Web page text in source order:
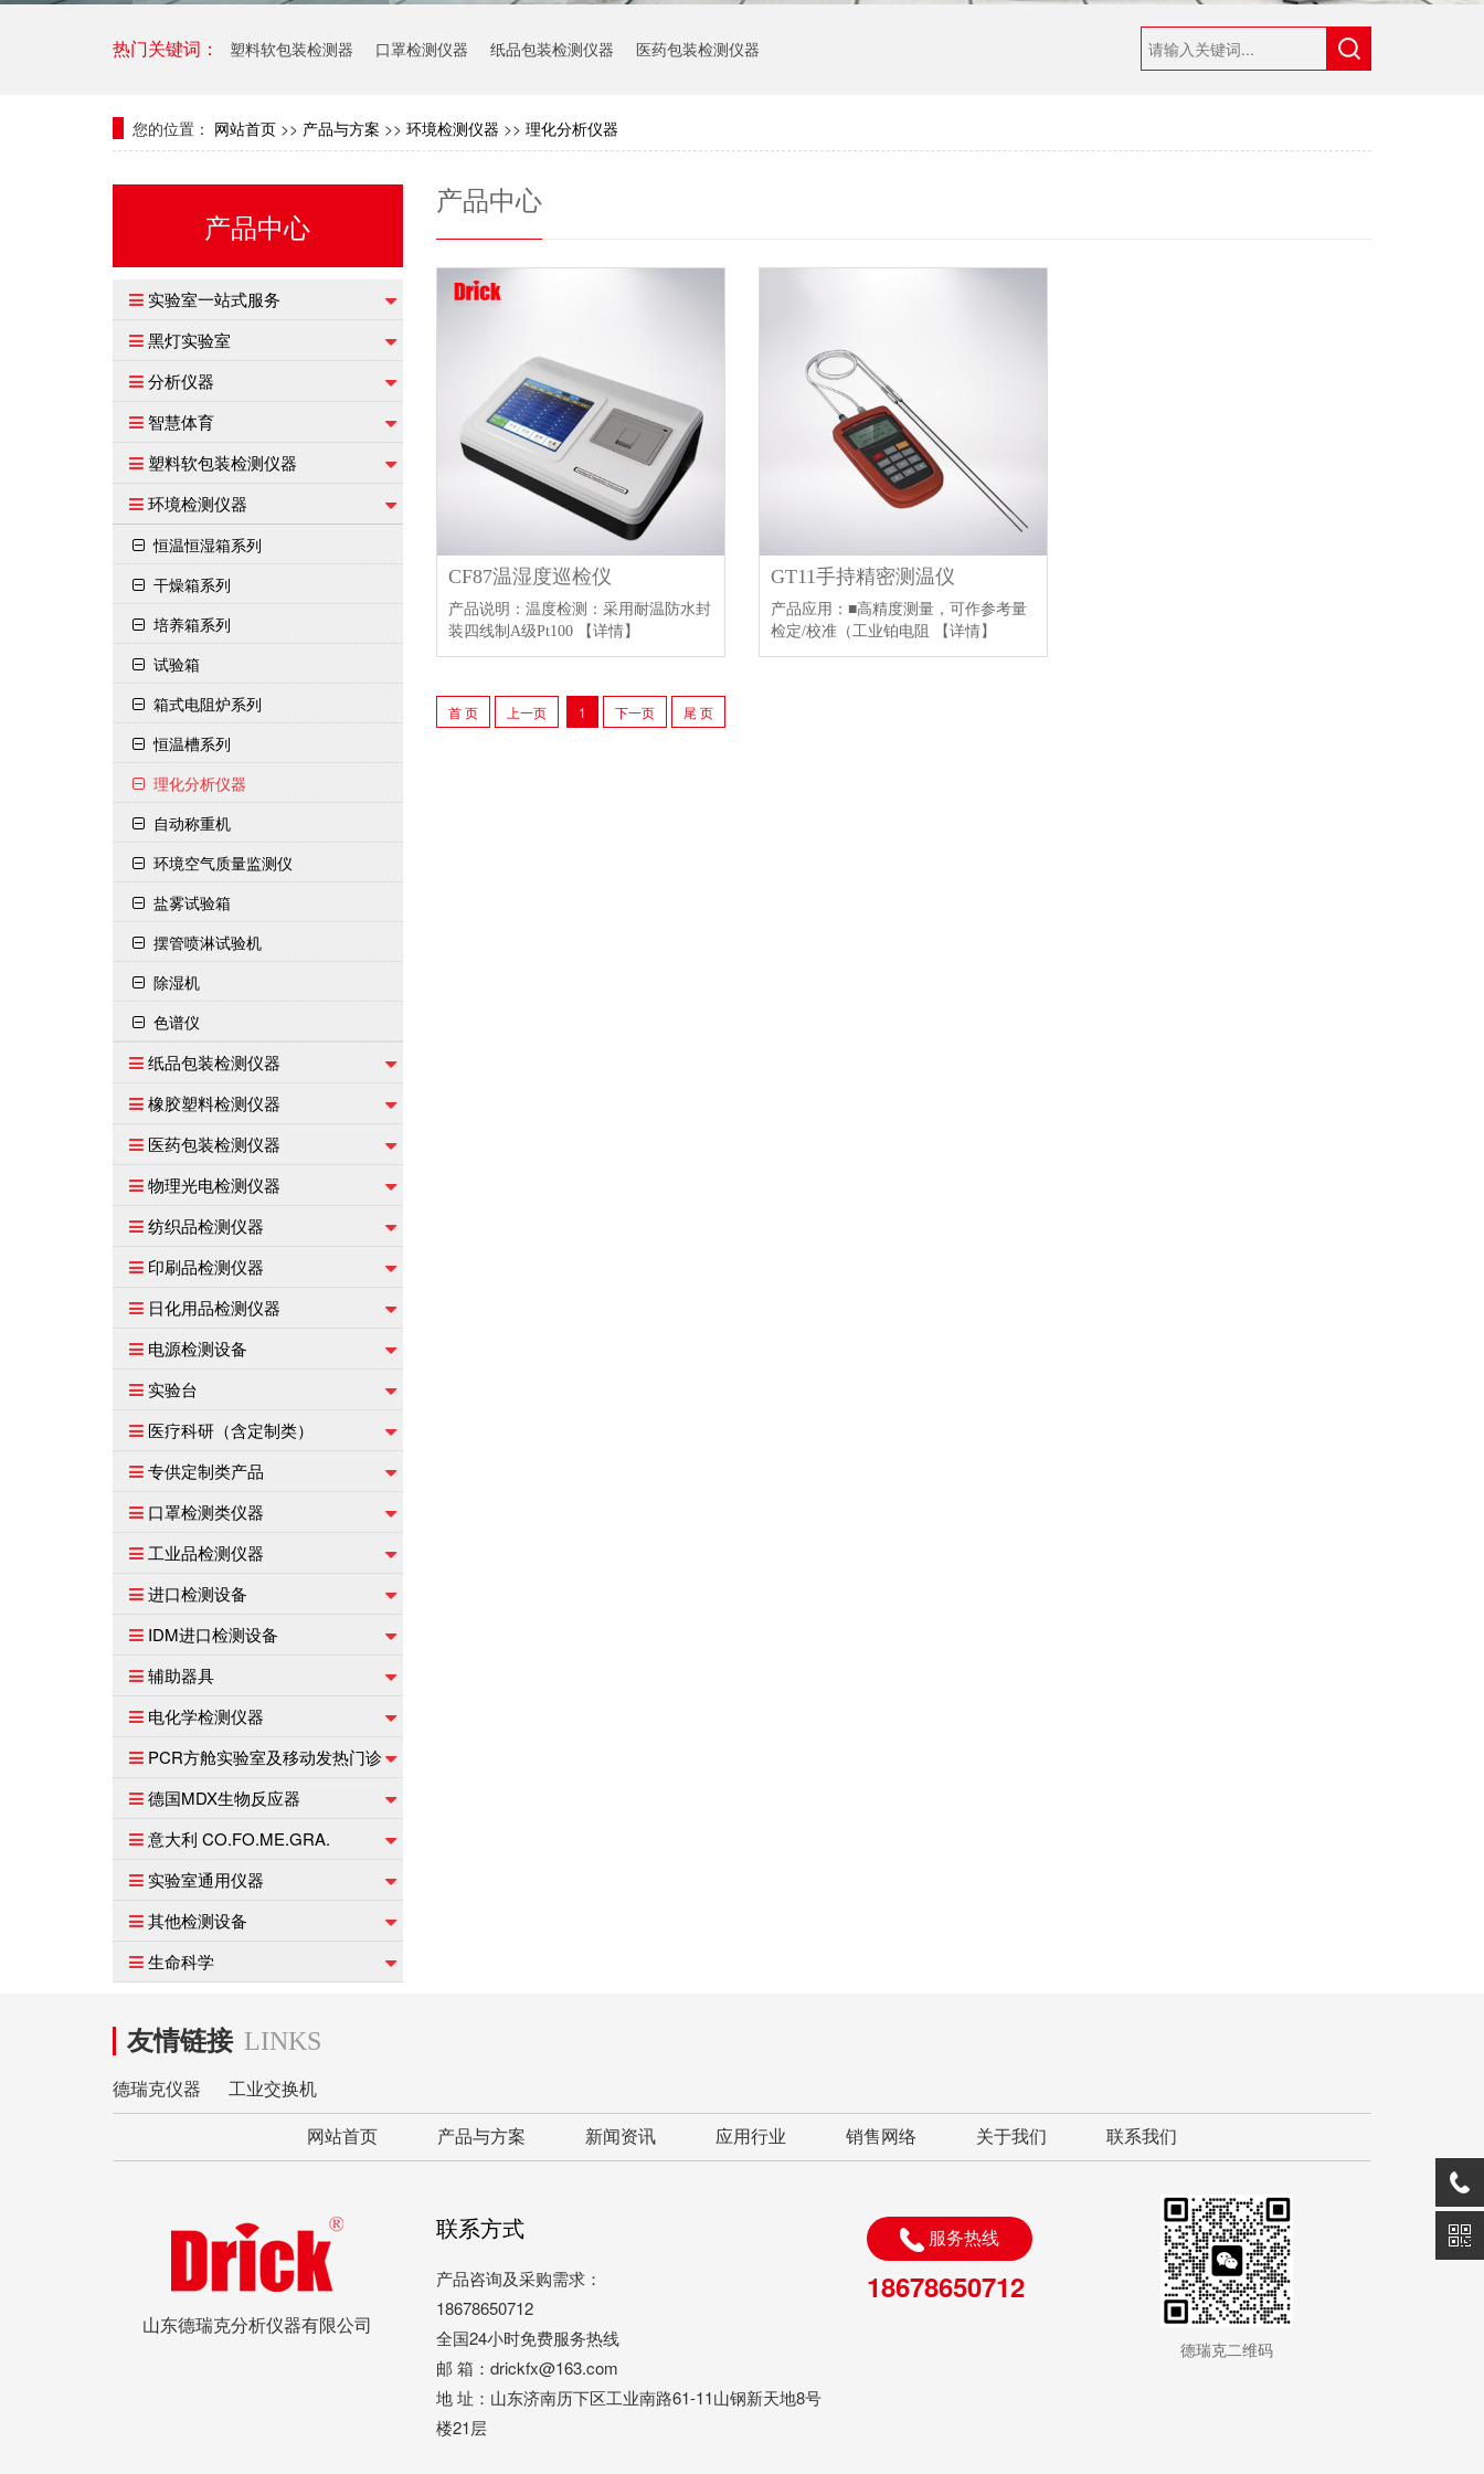
热门关键词： 塑料软包装检测器 口罩检测仪器 纸品包装检测仪器 医药包装检测仪器
您的位置： 网站首页 >> 产品与方案 >> 环境检测仪器 >> 理化分析仪器
产品中心
实验室一站式服务
黑灯实验室
分析仪器
智慧体育
塑料软包装检测仪器
环境检测仪器
恒温恒湿箱系列
干燥箱系列
培养箱系列
试验箱
箱式电阻炉系列
恒温槽系列
理化分析仪器
自动称重机
环境空气质量监测仪
盐雾试验箱
摆管喷淋试验机
除湿机
色谱仪
纸品包装检测仪器
橡胶塑料检测仪器
医药包装检测仪器
物理光电检测仪器
纺织品检测仪器
印刷品检测仪器
日化用品检测仪器
电源检测设备
实验台
医疗科研（含定制类）
专供定制类产品
口罩检测类仪器
工业品检测仪器
进口检测设备
IDM进口检测设备
辅助器具
电化学检测仪器
PCR方舱实验室及移动发热门诊
德国MDX生物反应器
意大利 CO.FO.ME.GRA.
实验室通用仪器
其他检测设备
生命科学
产品中心
CF87温湿度巡检仪
产品说明：温度检测：采用耐温防水封
装四线制A级Pt100
【详情】
GT11手持精密测温仪
产品应用：■高精度测量，可作参考量
检定/校准（工业铂电阻
【详情】
首 页 上一页 1 下一页 尾 页
友情链接 LINKS
德瑞克仪器 工业交换机
网站首页 产品与方案 新闻资讯 应用行业 销售网络 关于我们 联系我们
山东德瑞克分析仪器有限公司
联系方式
产品咨询及采购需求：
18678650712
全国24小时免费服务热线
邮 箱：drickfx@163.com
地 址：山东济南历下区工业南路61-11山钢新天地8号
楼21层
服务热线
18678650712
德瑞克二维码